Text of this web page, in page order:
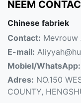
NEEM
Chinese fabriek
Contact: Mevrouw
E-mail:
Mobiel/WhatsApp:
Adres: NO.150
COUNTY,